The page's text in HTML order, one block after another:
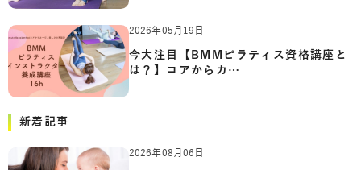
2026年05月19日
今大注目【BMMピラティス資格講座と
は？】コアからカ…
新着記事
2026年08月06日